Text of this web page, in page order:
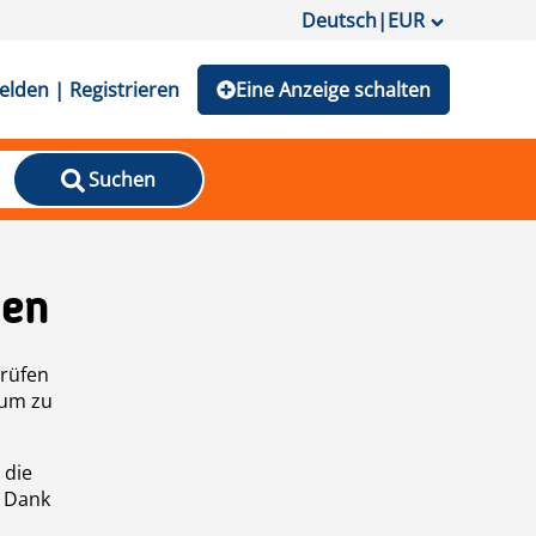
Deutsch|EUR
| Registrieren Eine Anzeige schalten
Suchen
zu
die